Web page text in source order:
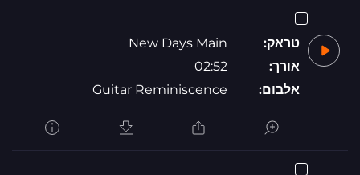
טראק:
New Days Main
אורך:
02:52
אלבום:
Guitar Reminiscence